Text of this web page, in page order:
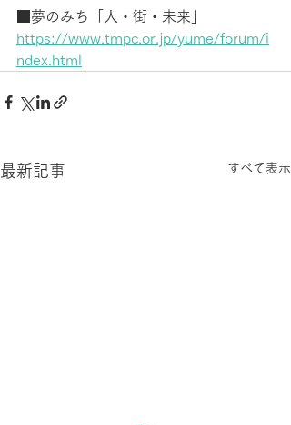
■夢のみち「人・街・未来」
https://www.tmpc.or.jp/yume/forum/i
ndex.html
最新記事 すべて表示